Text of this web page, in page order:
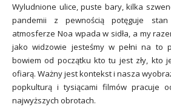
Wyludnione ulice, puste bary, kilka
pandemii z pewnością potęguje
atmosferze Noa wpada w sidła, a my
jako widzowie jesteśmy w pełni na to
bowiem od początku kto tu jest zły, kto
ofiarą. Ważny jest kontekst i nasza
popkulturą i tysiącami filmów pracuje
najwyższych obrotach.